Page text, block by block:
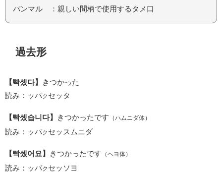
パンマル ：親しい間柄で使用するタメ口
過去形
【빡셌다】
きつかった
読み：ッパク セッタ
【빡셌습니다】 きつかったです （ハムニダ体）
読み：ッパク セッスムニダ
【빡셌어요】 きつかったです （ヘヨ体）
読み：ッパク セッソヨ